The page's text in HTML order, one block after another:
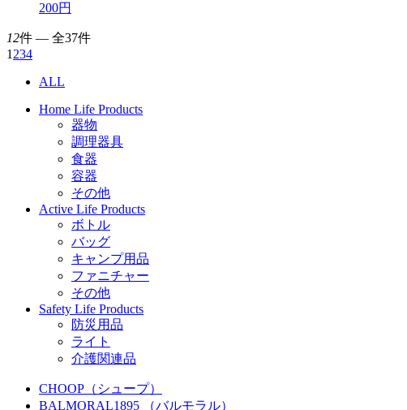
200円
12件 ― 全37件
1 234
ALL
Home Life Products
器物
調理器具
食器
容器
その他
Active Life Products
ボトル
バッグ
キャンプ用品
ファニチャー
その他
Safety Life Products
防災用品
ライト
介護関連品
CHOOP（シュープ）
BALMORAL1895 （バルモラル）